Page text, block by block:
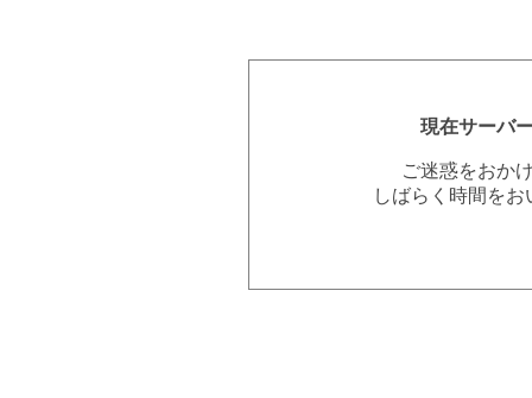
現在サーバ
ご迷惑をおか
しばらく時間を